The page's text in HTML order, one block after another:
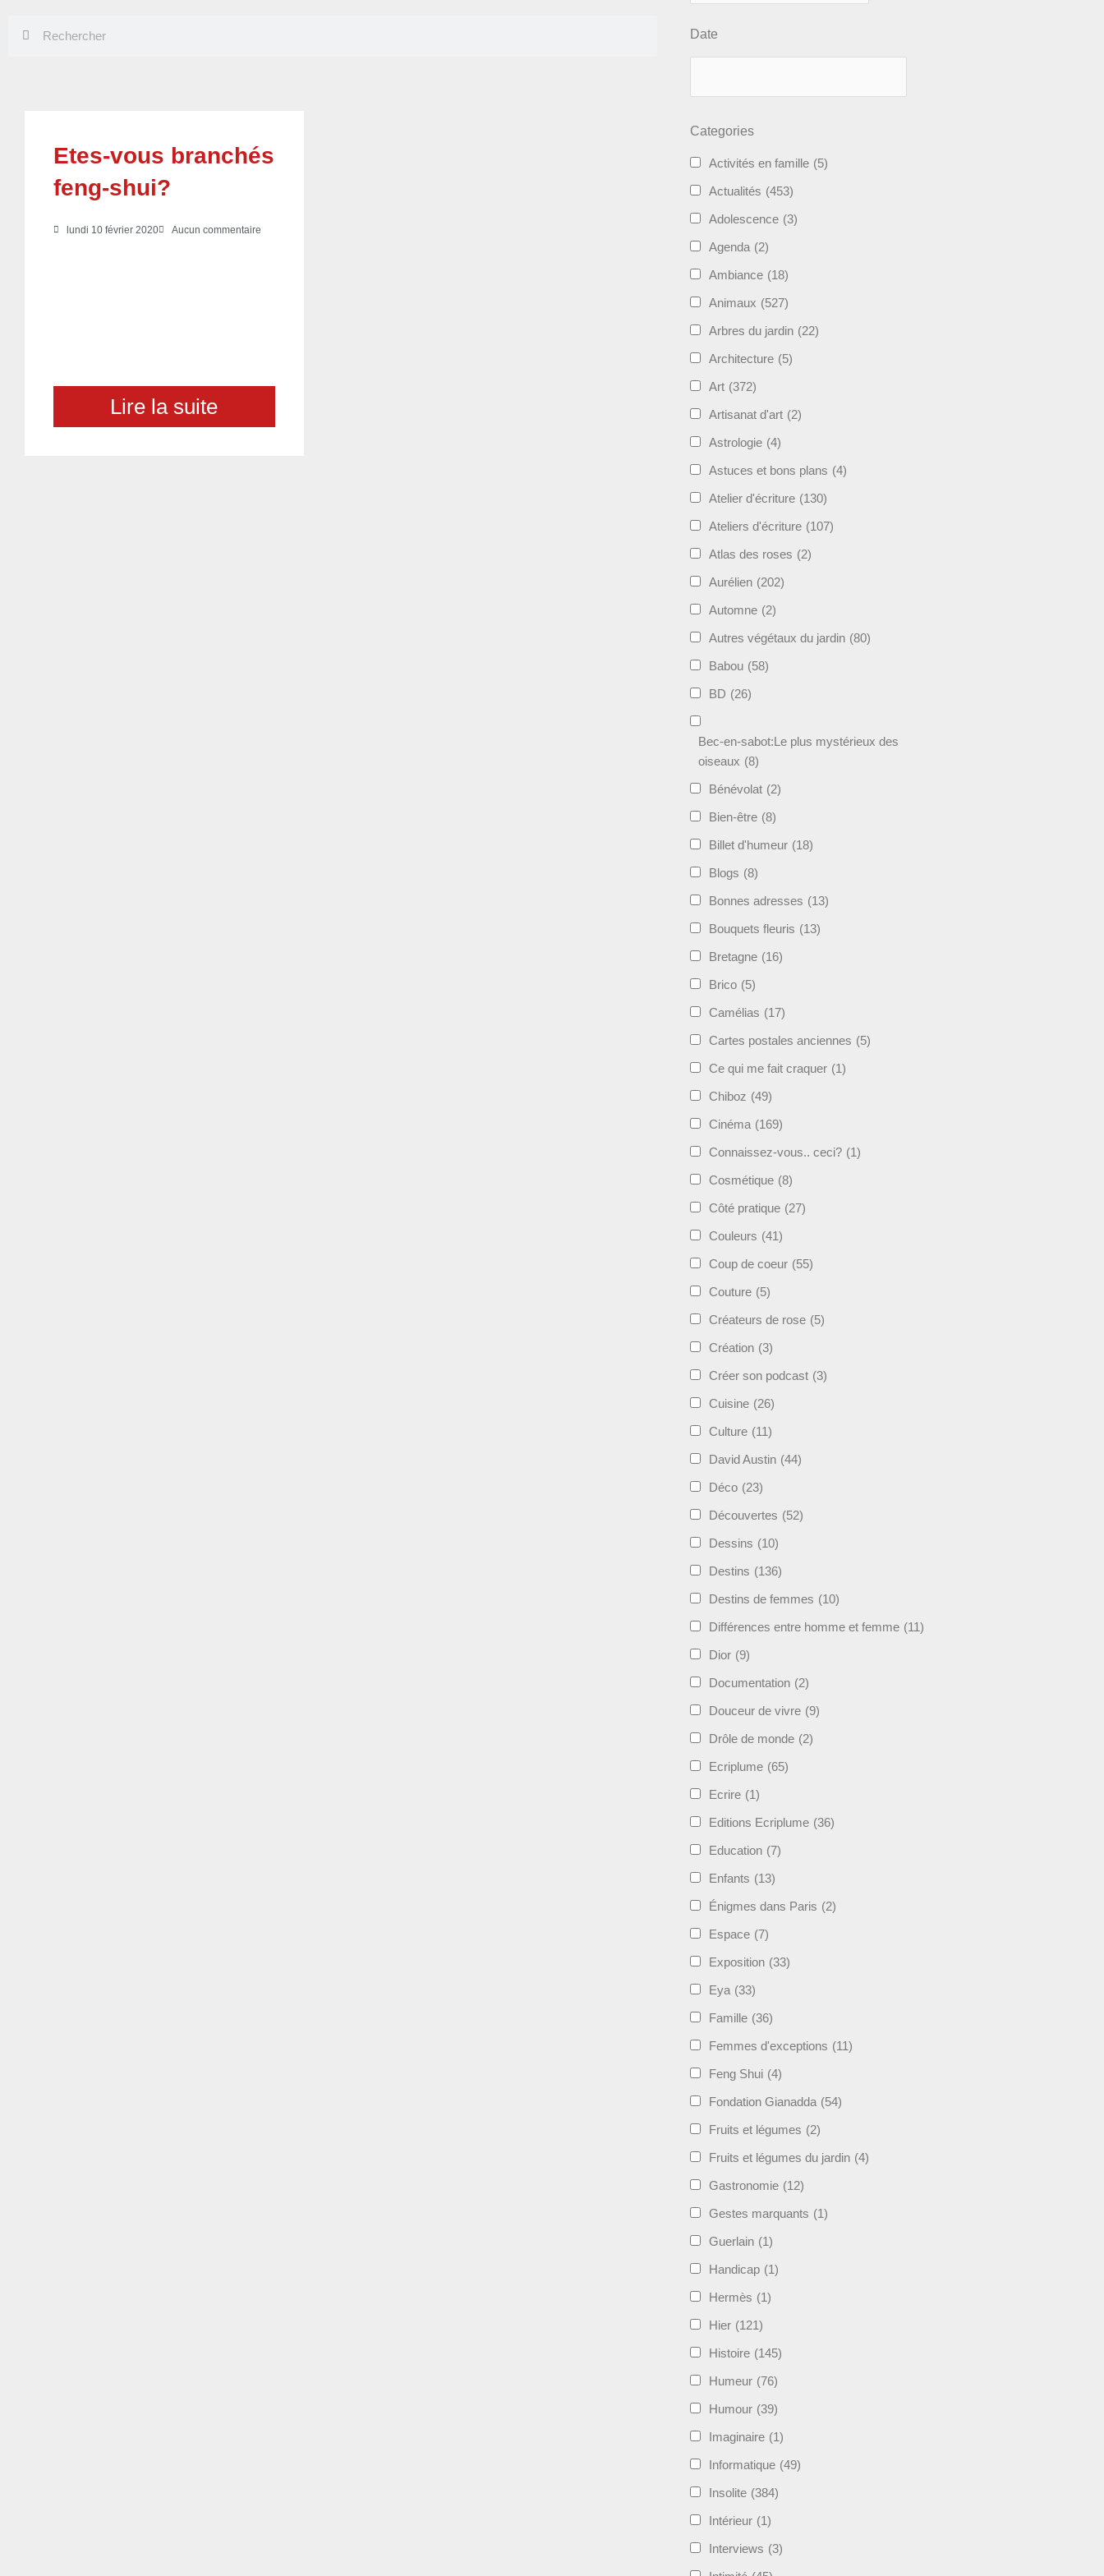
Etes-vous branchés
feng-shui?
lundi 10 février 2020 Aucun commentaire
Lire la suite
Date
Categories
Activités en famille (5)
Actualités (453)
Adolescence (3)
Agenda (2)
Ambiance (18)
Animaux (527)
Arbres du jardin (22)
Architecture (5)
Art (372)
Artisanat d'art (2)
Astrologie (4)
Astuces et bons plans (4)
Atelier d'écriture (130)
Ateliers d'écriture (107)
Atlas des roses (2)
Aurélien (202)
Automne (2)
Autres végétaux du jardin (80)
Babou (58)
BD (26)
Bec-en-sabot:Le plus mystérieux des
oiseaux (8)
Bénévolat (2)
Bien-être (8)
Billet d'humeur (18)
Blogs (8)
Bonnes adresses (13)
Bouquets fleuris (13)
Bretagne (16)
Brico (5)
Camélias (17)
Cartes postales anciennes (5)
Ce qui me fait craquer (1)
Chiboz (49)
Cinéma (169)
Connaissez-vous.. ceci? (1)
Cosmétique (8)
Côté pratique (27)
Couleurs (41)
Coup de coeur (55)
Couture (5)
Créateurs de rose (5)
Création (3)
Créer son podcast (3)
Cuisine (26)
Culture (11)
David Austin (44)
Déco (23)
Découvertes (52)
Dessins (10)
Destins (136)
Destins de femmes (10)
Différences entre homme et femme (11)
Dior (9)
Documentation (2)
Douceur de vivre (9)
Drôle de monde (2)
Ecriplume (65)
Ecrire (1)
Editions Ecriplume (36)
Education (7)
Enfants (13)
Énigmes dans Paris (2)
Espace (7)
Exposition (33)
Eya (33)
Famille (36)
Femmes d'exceptions (11)
Feng Shui (4)
Fondation Gianadda (54)
Fruits et légumes (2)
Fruits et légumes du jardin (4)
Gastronomie (12)
Gestes marquants (1)
Guerlain (1)
Handicap (1)
Hermès (1)
Hier (121)
Histoire (145)
Humeur (76)
Humour (39)
Imaginaire (1)
Informatique (49)
Insolite (384)
Intérieur (1)
Interviews (3)